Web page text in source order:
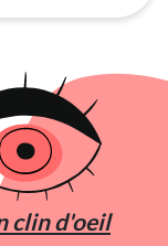
clin d'oeil